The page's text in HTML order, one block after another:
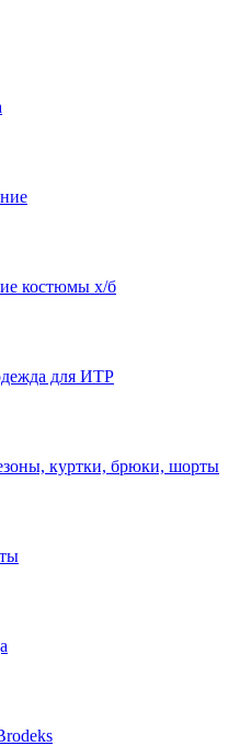
костюмы х/б
для ИТР
куртки, брюки, шорты